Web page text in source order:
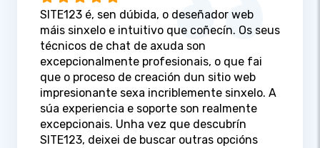
SITE123 é, sen dúbida, o deseñador web
máis sinxelo e intuitivo que coñecín. Os seus
técnicos de chat de axuda son
excepcionalmente profesionais, o que fai
que o proceso de creación dun sitio web
impresionante sexa incriblemente sinxelo. A
súa experiencia e soporte son realmente
excepcionais. Unha vez que descubrín
SITE123, deixei de buscar outras opcións